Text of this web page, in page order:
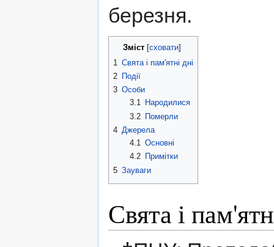
березня.
Зміст [сховати]
1 Свята і пам'ятні дні
2 Події
3 Особи
3.1
Народилися
3.2 Померли
4 Джерела
4.1
Основні
4.2
Примітки
5 Зауваги
Свята і